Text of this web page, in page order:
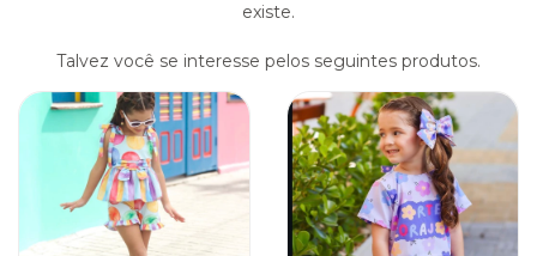
existe.
Talvez você se interesse pelos seguintes produtos.